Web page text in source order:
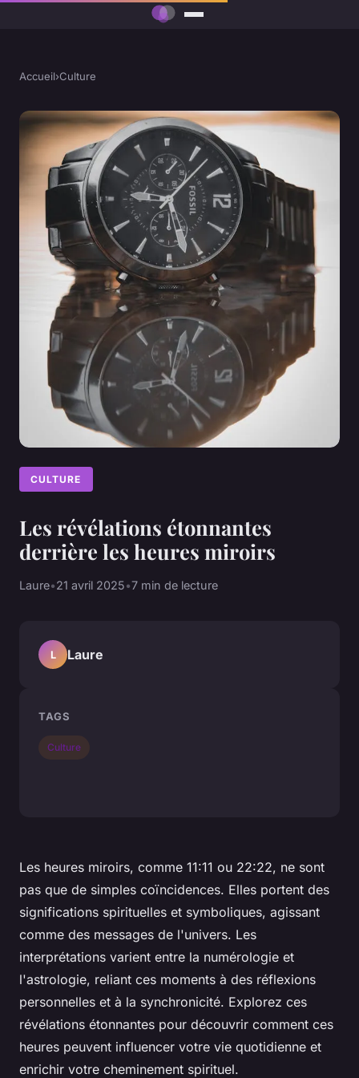
Accueil›Culture
CULTURE
Les révélations étonnantes
derrière les heures miroirs
Laure•21 avril 2025•7 min de lecture
Les heures miroirs, comme 11:11 ou 22:22, ne sont
pas que de simples coïncidences. Elles portent des
significations spirituelles et symboliques, agissant
comme des messages de l'univers. Les
interprétations varient entre la numérologie et
l'astrologie, reliant ces moments à des réflexions
personnelles et à la synchronicité. Explorez ces
révélations étonnantes pour découvrir comment ces
heures peuvent influencer votre vie quotidienne et
enrichir votre cheminement spirituel.
L Laure
TAGS
Culture